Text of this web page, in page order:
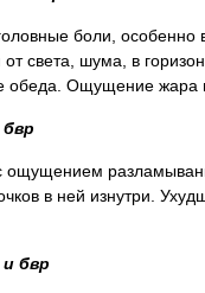
боли, особенно
света, шума, в
обеда. Ощущение жара
ощущением
в ней изнутри.
бвр